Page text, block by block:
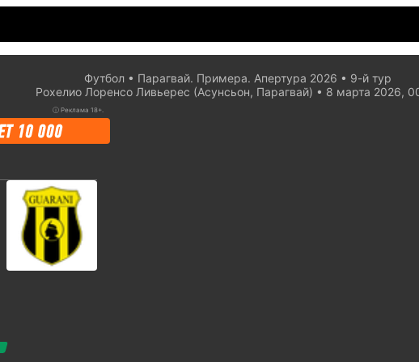
Футбол Парагвай. Примера. Апертура 2026
9-й тур
Рохелио Лоренсо Ливьерес (Асунсьон, Парагвай)
8 марта 2026,
ⓘ Реклама 18+.